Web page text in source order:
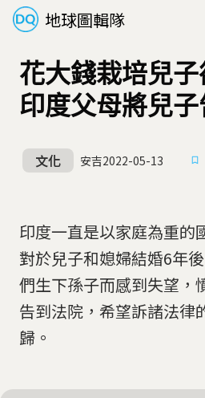
地球圖輯隊
花大錢栽培兒
印度父母將兒
文化 安吉2022-05-13
印度一直是以家庭為重的
對於兒子和媳婦結婚6年
們生下孫子而感到失望，
告到法院，希望訴諸法律
歸。